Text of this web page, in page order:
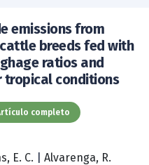
emissions from
breeds fed with
ratios and
tropical conditions
completo
E. C.
Alvarenga, R.